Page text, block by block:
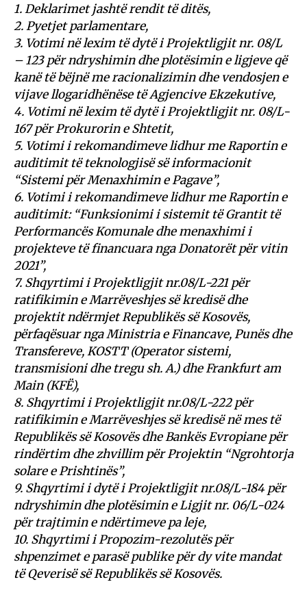
1. Deklarimet jashtë rendit të ditës,
2. Pyetjet parlamentare,
3. Votimi në lexim të dytë i Projektligjit nr. 08/L
– 123 për ndryshimin dhe plotësimin e ligjeve që
kanë të bëjnë me racionalizimin dhe vendosjen e
vijave llogaridhënëse të Agjencive Ekzekutive,
4. Votimi në lexim të dytë i Projektligjit nr. 08/L-
167 për Prokurorin e Shtetit,
5. Votimi i rekomandimeve lidhur me Raportin e
auditimit të teknologjisë së informacionit
“Sistemi për Menaxhimin e Pagave”,
6. Votimi i rekomandimeve lidhur me Raportin e
auditimit: “Funksionimi i sistemit të Grantit të
Performancës Komunale dhe menaxhimi i
projekteve të financuara nga Donatorët për vitin
2021”,
7. Shqyrtimi i Projektligjit nr.08/L-221 për
ratifikimin e Marrëveshjes së kredisë dhe
projektit ndërmjet Republikës së Kosovës,
përfaqësuar nga Ministria e Financave, Punës dhe
Transfereve, KOSTT (Operator sistemi,
transmisioni dhe tregu sh. A.) dhe Frankfurt am
Main (KFË),
8. Shqyrtimi i Projektligjit nr.08/L-222 për
ratifikimin e Marrëveshjes së kredisë në mes të
Republikës së Kosovës dhe Bankës Evropiane për
rindërtim dhe zhvillim për Projektin “Ngrohtorja
solare e Prishtinës”,
9. Shqyrtimi i dytë i Projektligjit nr.08/L-184 për
ndryshimin dhe plotësimin e Ligjit nr. 06/L-024
për trajtimin e ndërtimeve pa leje,
10. Shqyrtimi i Propozim-rezolutës për
shpenzimet e parasë publike për dy vite mandat
të Qeverisë së Republikës së Kosovës.